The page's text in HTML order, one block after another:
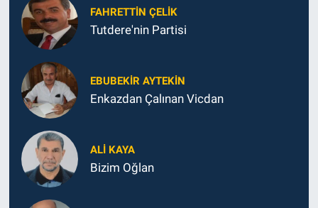
FAHRETTIN ÇELİK
Tutdere'nin Partisi
EBUBEKIR AYTEKIN
Enkazdan Çalınan Vicdan
ALI KAYA
Bizim Oğlan